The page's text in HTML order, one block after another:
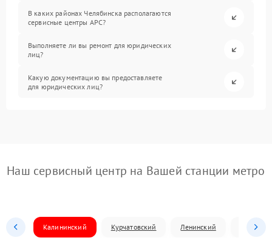
В каких районах Челябинска располагаются
сервисные центры APC?
Выполняете ли вы ремонт для юридических
лиц?
Какую документацию вы предоставляете
для юридических лиц?
Наш сервисный центр на Вашей станции метро
Калининский Курчатовский Ленинский